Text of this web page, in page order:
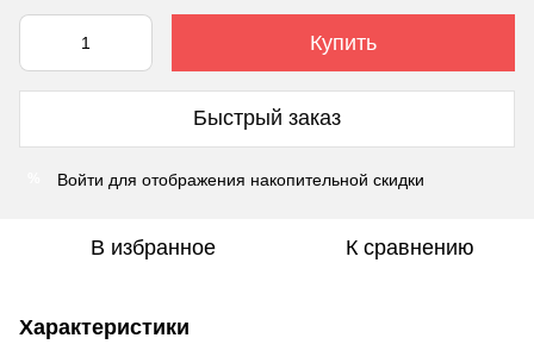
Купить
Быстрый заказ
Войти для отображения накопительной скидки
В избранное К сравнению
Характеристики